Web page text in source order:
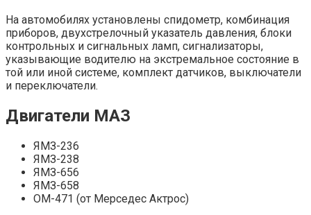
На автомобилях установлены спидометр, комбинация
приборов, двухстрелочный указатель давления, блоки
контрольных и сигнальных ламп, сигнализаторы,
указывающие водителю на экстремальное состояние в
той или иной системе, комплект датчиков, выключатели
и переключатели.
Двигатели МАЗ
ЯМЗ-236
ЯМЗ-238
ЯМЗ-656
ЯМЗ-658
OM-471 (от Мерседес Актрос)